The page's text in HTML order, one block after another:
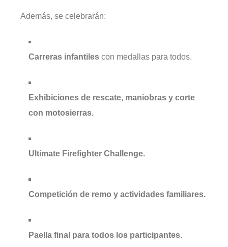
Además, se celebrarán:
Carreras infantiles con medallas para todos.
Exhibiciones de rescate, maniobras y corte
con motosierras.
Ultimate Firefighter Challenge.
Competición de remo y actividades familiares.
Paella final para todos los participantes.